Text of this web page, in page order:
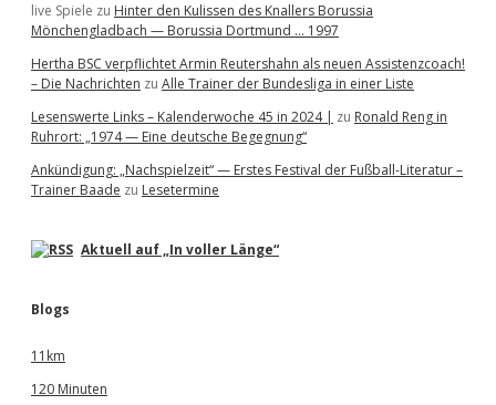
live Spiele zu Hinter den Kulissen des Knallers Borussia
Mönchengladbach — Borussia Dortmund … 1997
Hertha BSC verpflichtet Armin Reutershahn als neuen Assistenzcoach!
– Die Nachrichten zu Alle Trainer der Bundesliga in einer Liste
Lesenswerte Links – Kalenderwoche 45 in 2024 | zu Ronald Reng in
Ruhrort: „1974 — Eine deutsche Begegnung“
Ankündigung: „Nachspielzeit“ — Erstes Festival der Fußball-Literatur –
Trainer Baade zu Lesetermine
Aktuell auf „In voller Länge“
Blogs
11km
120 Minuten